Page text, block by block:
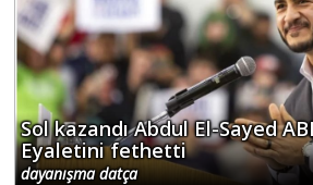
Sol kazandı Abdul El-Sayed
Eyaletini fethetti
dayanışma datça